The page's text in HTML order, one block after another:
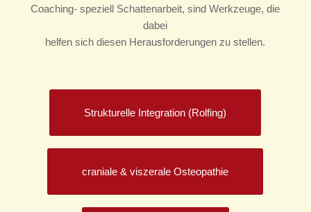
Coaching- speziell Schattenarbeit, sind Werkzeuge, die
dabei
helfen sich diesen Herausforderungen zu stellen.
Strukturelle Integration (Rolfing)
craniale & viszerale Osteopathie